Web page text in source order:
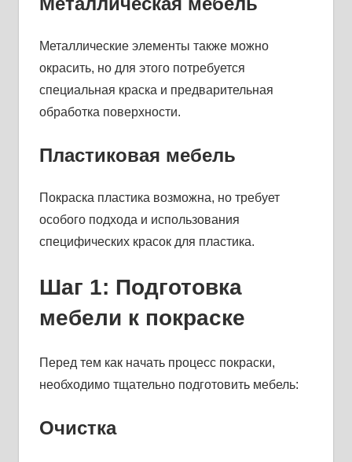
Металлические элементы также можно
окрасить, но для этого потребуется
специальная краска и предварительная
обработка поверхности.
Пластиковая мебель
Покраска пластика возможна, но требует
особого подхода и использования
специфических красок для пластика.
Шаг 1: Подготовка
мебели к покраске
Перед тем как начать процесс покраски,
необходимо тщательно подготовить мебель:
Очистка